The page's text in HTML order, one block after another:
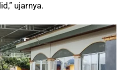
ujarnya.